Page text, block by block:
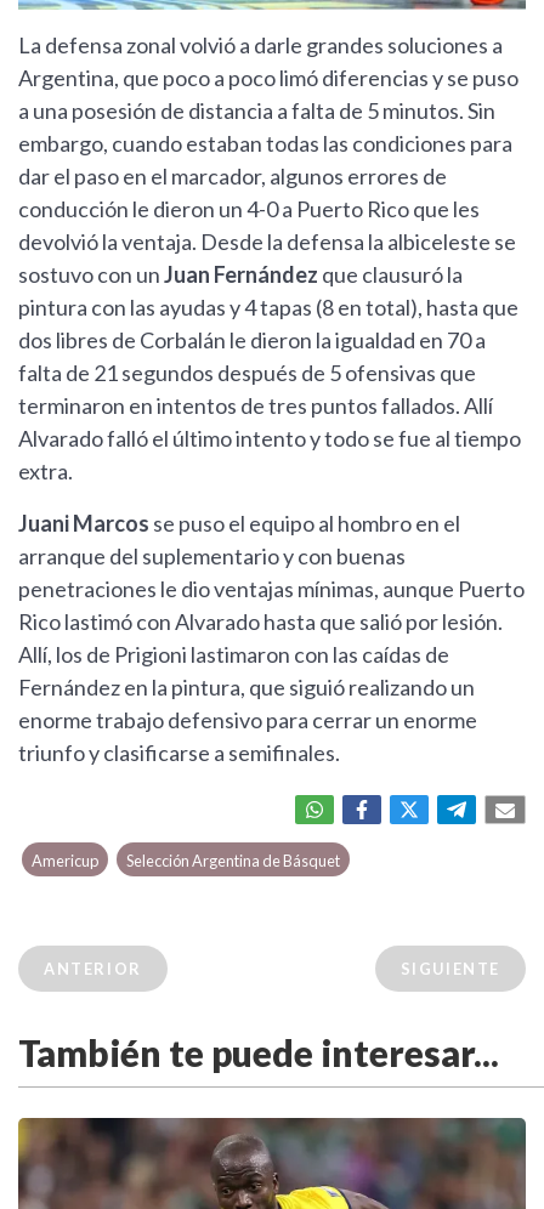
La defensa zonal volvió a darle grandes soluciones a
Argentina, que poco a poco limó diferencias y se puso
a una posesión de distancia a falta de 5 minutos. Sin
embargo, cuando estaban todas las condiciones para
dar el paso en el marcador, algunos errores de
conducción le dieron un 4-0 a Puerto Rico que les
devolvió la ventaja. Desde la defensa la albiceleste se
sostuvo con unJuan Fernández que clausuró la
pintura con las ayudas y 4 tapas (8 en total), hasta que
dos libres de Corbalán le dieron la igualdad en 70 a
falta de 21 segundos después de 5 ofensivas que
terminaron en intentos de tres puntos fallados. Allí
Alvarado falló el último intento y todo se fue al tiempo
extra.
Juani Marcos se puso el equipo al hombro en el
arranque del suplementario y con buenas
penetraciones le dio ventajas mínimas, aunque Puerto
Rico lastimó con Alvarado hasta que salió por lesión.
Allí, los de Prigioni lastimaron con las caídas de
Fernández en la pintura, que siguió realizando un
enorme trabajo defensivo para cerrar un enorme
triunfo y clasificarse a semifinales.
Americup Selección Argentina de Básquet
ANTERIOR SIGUIENTE
También te puede interesar...